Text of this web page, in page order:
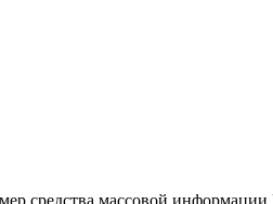
средства массовой